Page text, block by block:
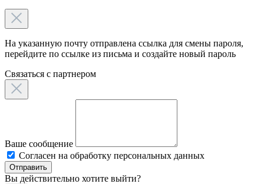
На указанную почту отправлена ссылка для смены пароля,
перейдите по ссылке из письма и создайте новый пароль
Связаться c партнером
Ваше сообщение
Согласен на обработку персональных данных
Отправить
Вы действительно хотите выйти?